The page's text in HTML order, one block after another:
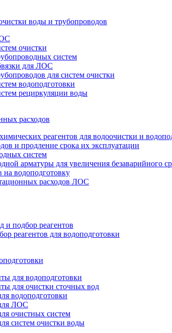
воды и трубопроводов
очистки
систем
для ЛОС
для систем очистки
водоподготовки
рециркуляции воды
расходов
реагентов для водоочистки и
и продление срока их эксплуатации
систем
арматуры для увеличения безаварийного
водоподготовку
расходов ЛОС
и подбор реагентов
реагентов для водоподготовки
для водоподготовки
для очистки сточных вод
водоподготовки
ЛОС
очистных систем
систем очистки воды